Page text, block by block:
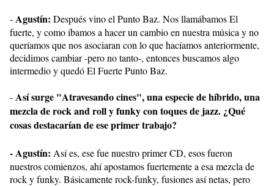
-Agustín: Después vino el Punto Baz. Nos llamábamos El
fuerte, y como íbamos a hacer un cambio en nuestra música y no
queríamos que nos asociaran con lo que hacíamos anteriormente,
decidimos cambiar -pero no tanto-, entonces buscamos algo
intermedio y quedó El Fuerte Punto Baz.
-Así surge "Atravesando cines", una especie de híbrido, una
mezcla de rock and roll y funky con toques de jazz. ¿Qué
cosas destacarían de ese primer trabajo?
- Agustín: Así es, ese fue nuestro primer CD, esos fueron
nuestros comienzos, ahí apostamos fuertemente a esa mezcla de
rock y funky. Básicamente rock-funky, fusiones así netas, pero